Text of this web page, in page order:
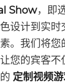
Show，即
设计到实时
。我们将您
您的宾客不
定制视频